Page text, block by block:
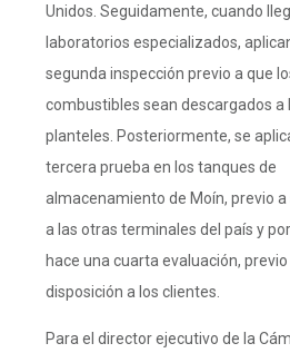
Unidos. Seguidamente, cuando
laboratorios especializados,
segunda inspección previo a que
combustibles sean descargados a
planteles. Posteriormente, se
tercera prueba en los tanques de
almacenamiento de Moín, previo a
a las otras terminales del país y
hace una cuarta evaluación,
disposición a los clientes.
Para el director ejecutivo de la